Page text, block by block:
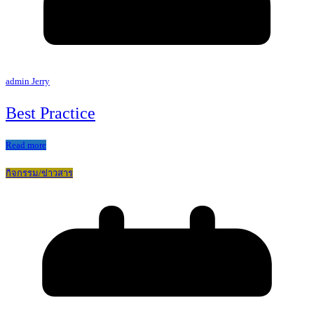
admin Jerry
Best Practice
Read more
กิจกรรม/ข่าวสาร